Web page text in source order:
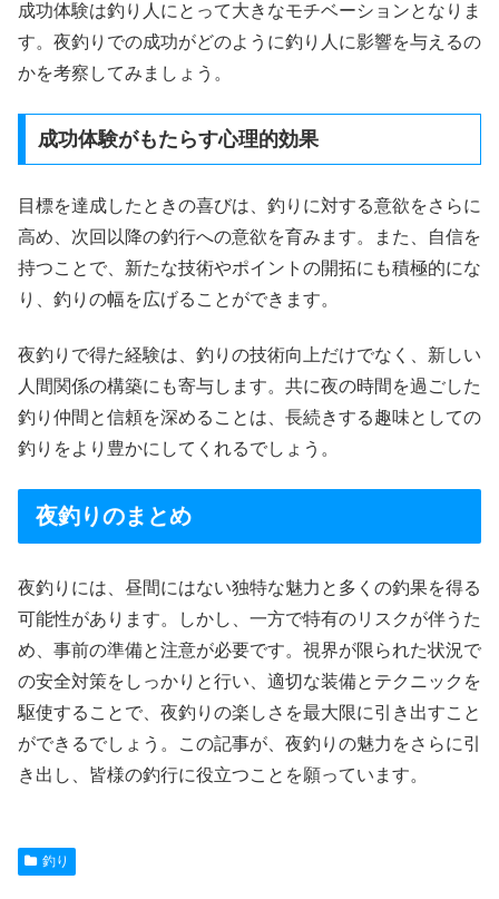
成功体験は釣り人にとって大きなモチベーションとなりま
す。夜釣りでの成功がどのように釣り人に影響を与えるの
かを考察してみましょう。
成功体験がもたらす心理的効果
目標を達成したときの喜びは、釣りに対する意欲をさらに
高め、次回以降の釣行への意欲を育みます。また、自信を
持つことで、新たな技術やポイントの開拓にも積極的にな
り、釣りの幅を広げることができます。
夜釣りで得た経験は、釣りの技術向上だけでなく、新しい
人間関係の構築にも寄与します。共に夜の時間を過ごした
釣り仲間と信頼を深めることは、長続きする趣味としての
釣りをより豊かにしてくれるでしょう。
夜釣りのまとめ
夜釣りには、昼間にはない独特な魅力と多くの釣果を得る
可能性があります。しかし、一方で特有のリスクが伴うた
め、事前の準備と注意が必要です。視界が限られた状況で
の安全対策をしっかりと行い、適切な装備とテクニックを
駆使することで、夜釣りの楽しさを最大限に引き出すこと
ができるでしょう。この記事が、夜釣りの魅力をさらに引
き出し、皆様の釣行に役立つことを願っています。
釣り